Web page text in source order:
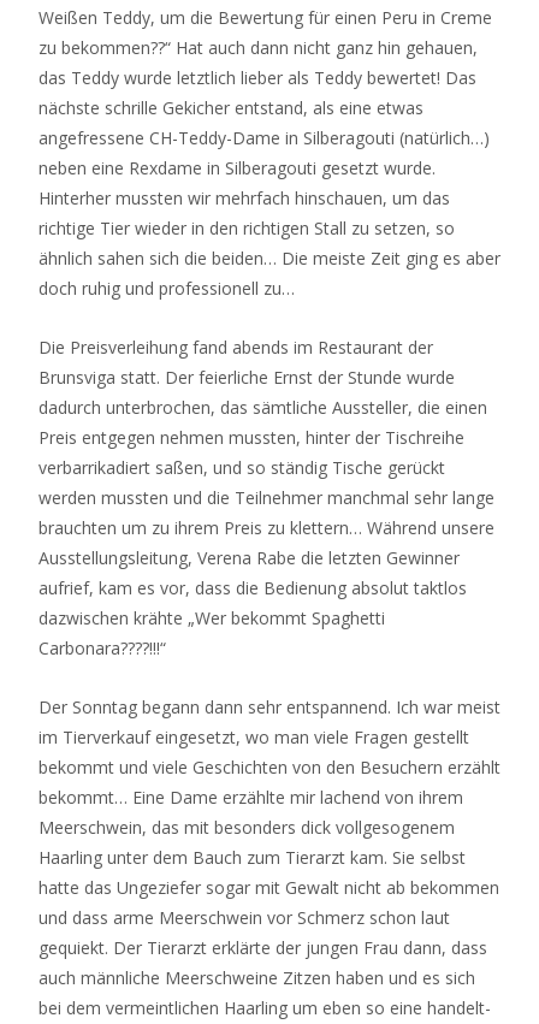
Weißen Teddy, um die Bewertung für einen Peru in Creme
zu bekommen??“ Hat auch dann nicht ganz hin gehauen,
das Teddy wurde letztlich lieber als Teddy bewertet! Das
nächste schrille Gekicher entstand, als eine etwas
angefressene CH-Teddy-Dame in Silberagouti (natürlich…)
neben eine Rexdame in Silberagouti gesetzt wurde.
Hinterher mussten wir mehrfach hinschauen, um das
richtige Tier wieder in den richtigen Stall zu setzen, so
ähnlich sahen sich die beiden… Die meiste Zeit ging es aber
doch ruhig und professionell zu…
Die Preisverleihung fand abends im Restaurant der
Brunsviga statt. Der feierliche Ernst der Stunde wurde
dadurch unterbrochen, das sämtliche Aussteller, die einen
Preis entgegen nehmen mussten, hinter der Tischreihe
verbarrikadiert saßen, und so ständig Tische gerückt
werden mussten und die Teilnehmer manchmal sehr lange
brauchten um zu ihrem Preis zu klettern… Während unsere
Ausstellungsleitung, Verena Rabe die letzten Gewinner
aufrief, kam es vor, dass die Bedienung absolut taktlos
dazwischen krähte „Wer bekommt Spaghetti
Carbonara????!!!“
Der Sonntag begann dann sehr entspannend. Ich war meist
im Tierverkauf eingesetzt, wo man viele Fragen gestellt
bekommt und viele Geschichten von den Besuchern erzählt
bekommt… Eine Dame erzählte mir lachend von ihrem
Meerschwein, das mit besonders dick vollgesogenem
Haarling unter dem Bauch zum Tierarzt kam. Sie selbst
hatte das Ungeziefer sogar mit Gewalt nicht ab bekommen
und dass arme Meerschwein vor Schmerz schon laut
gequiekt. Der Tierarzt erklärte der jungen Frau dann, dass
auch männliche Meerschweine Zitzen haben und es sich
bei dem vermeintlichen Haarling um eben so eine handelt-